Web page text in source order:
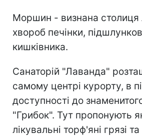
Моршин - визнана столиця
хвороб печінки,
кишківника.
Санаторій "Лаванда"
самому центрі курорту, в
доступності до
"Грибок". Тут пропонують
лікувальні торф'яні грязі